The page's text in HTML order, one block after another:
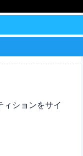
ションをサイ